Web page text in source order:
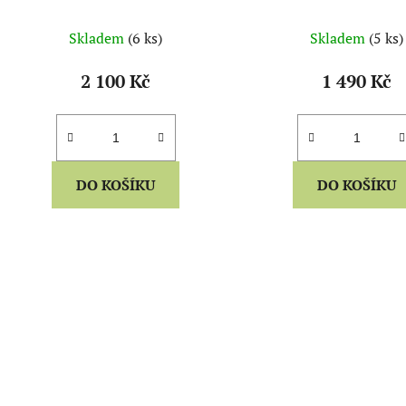
Skladem (6 ks)
2 100 Kč
DO KOŠÍKU
Skladem (5 ks)
1 490 Kč
DO KOŠÍKU